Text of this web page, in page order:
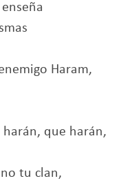
Haram,
que harán,
tu clan,